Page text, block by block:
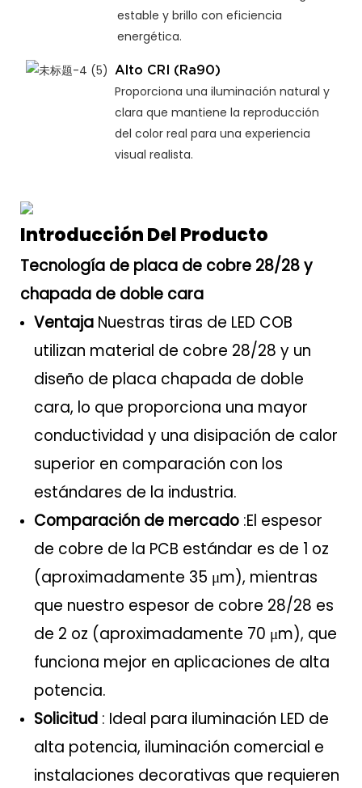
estable y brillo con eficiencia
energética.
Alto CRI (Ra90)
Proporciona una iluminación natural y
clara que mantiene la reproducción
del color real para una experiencia
visual realista.
Introducción Del Producto
Tecnología de placa de cobre 28/28 y
chapada de doble cara
Ventaja Nuestras tiras de LED COB
utilizan material de cobre 28/28 y un
diseño de placa chapada de doble
cara, lo que proporciona una mayor
conductividad y una disipación de calor
superior en comparación con los
estándares de la industria.
Comparación de mercado :El espesor
de cobre de la PCB estándar es de 1 oz
(aproximadamente 35 μm), mientras
que nuestro espesor de cobre 28/28 es
de 2 oz (aproximadamente 70 μm), que
funciona mejor en aplicaciones de alta
potencia.
Solicitud : Ideal para iluminación LED de
alta potencia, iluminación comercial e
instalaciones decorativas que requieren